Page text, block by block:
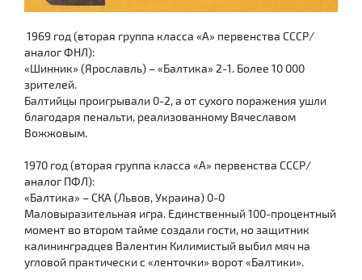
1969 год (вторая группа класса «А» первенства СССР/
аналог ФНЛ):
«Шинник» (Ярославль) – «Балтика» 2-1. Более 10 000
зрителей.
Балтийцы проигрывали 0-2, а от сухого поражения ушли
благодаря пенальти, реализованному Вячеславом
Вожжовым.
1970 год (вторая группа класса «А» первенства СССР/
аналог ПФЛ):
«Балтика» – СКА (Львов, Украина) 0-0
Маловыразительная игра. Единственный 100-процентный
момент во втором тайме создали гости, но защитник
калининградцев Валентин Килимистый выбил мяч на
угловой практически с «ленточки» ворот «Балтики».